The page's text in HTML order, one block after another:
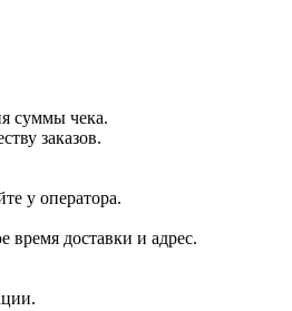
суммы чека.
заказов.
у оператора.
время доставки и адрес.